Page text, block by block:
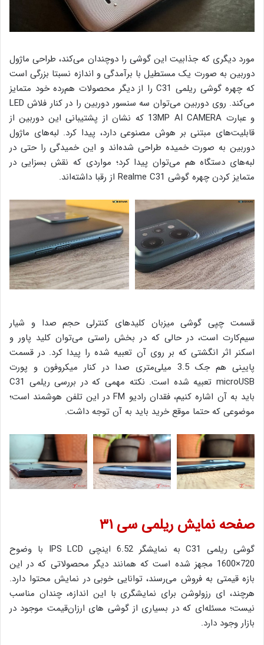
مورد دیگری که جذابیت این گوشی را دوچندان می‌کند، طراحی ماژول
دوربین به صورت یک مستطیل با برآمدگی و اندازه نسبتا بزرگی است
که چهره گوشی ریلمی C31 را از دیگر محصولات هم‌رده خود متمایز
می‌کند. روی دوربین می‌توان سه سنسور دوربین را در کنار فلاش LED
و عبارت 13MP AI CAMERA که نشان از پشتیبانی این دوربین از
قابلیت‌های مبتنی بر هوش مصنوعی دارد، پیدا کرد. لبه‌های ماژول
دوربین به صورت خمیده طراحی شده‌اند و این خمیدگی را حتی در
لبه‌های دستگاه هم می‌توان پیدا کرد؛ مواردی که نقش بسزایی در
متمایز کردن چهره گوشی Realme C31 از رقبا داشته‌اند.
قسمت چپی گوشی میزبان کلیدهای کنترلی حجم صدا و شیار
سیم‌کارت است، در حالی که در بخش راستی می‌توان کلید پاور و
اسکنر اثر انگشتی که بر روی آن تعبیه شده را پیدا کرد. در قسمت
پایینی هم جک 3.5 میلی‌متری صدا در کنار میکروفون و پورت
microUSB تعبیه شده است. نکته مهمی که در بررسی ریلمی C31
باید به آن اشاره کنیم، فقدان رادیو FM در این تلفن هوشمند است؛
موضوعی که حتما موقع خرید باید به آن توجه داشت.
صفحه نمایش ریلمی سی ۳۱
گوشی ریلمی C31 به نمایشگر 6.52 اینچی IPS LCD با وضوح
720×1600 مجهز شده است که همانند دیگر محصولاتی که در این
بازه قیمتی به فروش می‌رسند، توانایی خوبی در نمایش محتوا دارد.
هرچند، ای رزولوشن برای نمایشگری با این اندازه، چندان مناسب
نیست؛ مسئله‌ای که در بسیاری از گوشی های ارزان‌قیمت موجود در
بازار وجود دارد.